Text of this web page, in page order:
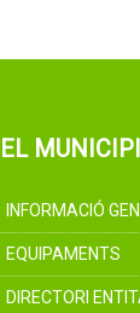
EL MUNICIPI
INFORMACIÓ
EQUIPAMENTS
DIRECTORI